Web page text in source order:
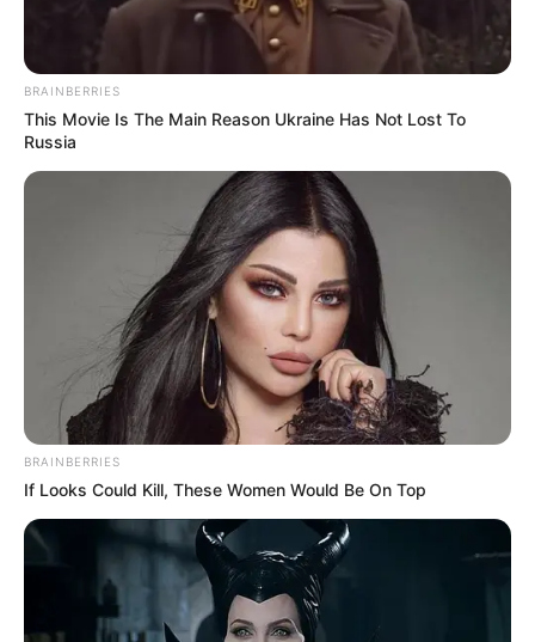
on el fin de entrar al proceso de
sometimiento individual a la justicia adoptado por el
Gobierno Nacional mediante decreto No. 965, y por la
cual esta unidad táctica de la Sexta Brigada del Ejército
Nacional, a partir de la fecha realizará el
acompañamiento de acuerdo a las directrices
establecidas mediante directiva No14 del 28 de octubre
de 2020.
Cabe anotar que e n el mes de junio del presente año
enviaron a la cárcel a alias 'Raúl'.
Cárcel para alias ‘Raúl’, máximo cabecilla de las
disidencias de las FARC Adán Izquierdo en el Tolima
BRAINBERRIES
This Movie Is The Main Reason Ukraine Has Not Lost To
Russia
BRAINBERRIES
If Looks Could Kill, These Women Would Be On Top